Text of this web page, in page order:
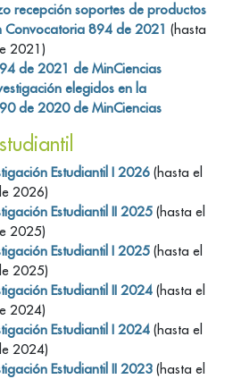
recepción soportes de productos
Convocatoria 894 de 2021 (hasta
2021)
de 2021 de MinCiencias
elegidos en la
de 2020 de MinCiencias
Estudiantil I 2026(hasta el
2026)
Estudiantil II 2025(hasta el
2025)
Estudiantil I 2025(hasta el
2025)
Estudiantil II 2024(hasta el
2024)
Estudiantil I 2024(hasta el
2024)
Estudiantil II 2023(hasta el